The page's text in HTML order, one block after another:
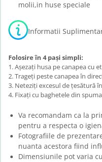
molii,in huse speciale
Informatii
Folosire în 4 pași simpli:
1. Așezați husa pe canapea cu
2. Trageți peste canapea în
3. Neteziți excesul de țesătură
4. Fixați cu baghetele din
Va recomandam ca la
pentru a respecta o
Fotografiile de
nuanta acestora fiind
Dimensiunile pot varia